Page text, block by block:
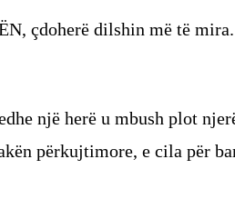
çdoherë dilshin më të
një herë u mbush plot
përkujtimore, e cila për